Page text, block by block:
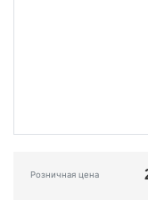
Розничная цена